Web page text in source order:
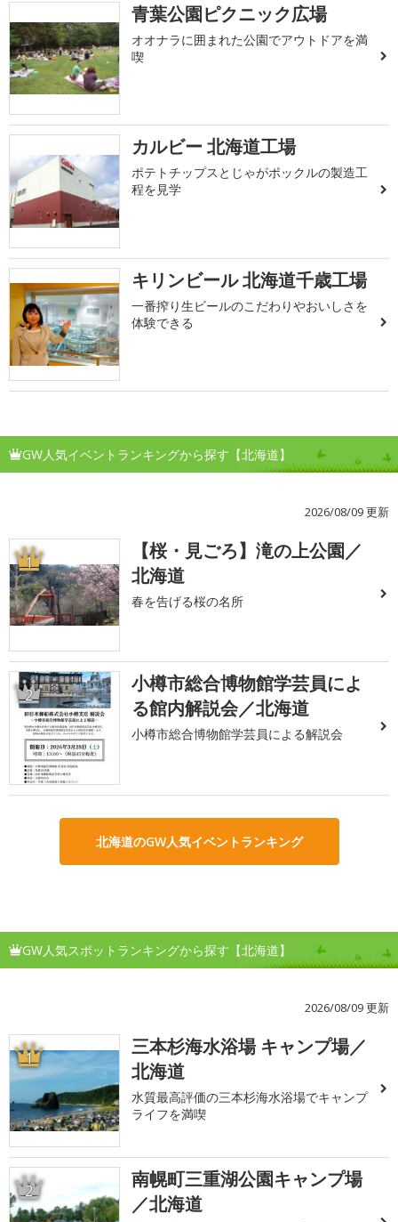
青葉公園ピクニック広場
オオナラに囲まれた公園でアウトドアを満
喫
カルビー 北海道工場
ポテトチップスとじゃがポックルの製造工
程を見学
キリンビール 北海道千歳工場
一番搾り生ビールのこだわりやおいしさを
体験できる
GW人気イベントランキングから探す【北海道】
2026/08/09 更新
1
【桜・見ごろ】滝の上公園／
北海道
春を告げる桜の名所
2
小樽市総合博物館学芸員によ
る館内解説会／北海道
小樽市総合博物館学芸員による解説会
北海道のGW人気イベントランキング
GW人気スポットランキングから探す【北海道】
2026/08/09 更新
1
三本杉海水浴場 キャンプ場／
北海道
水質最高評価の三本杉海水浴場でキャンプ
ライフを満喫
2
南幌町三重湖公園キャンプ場
／北海道